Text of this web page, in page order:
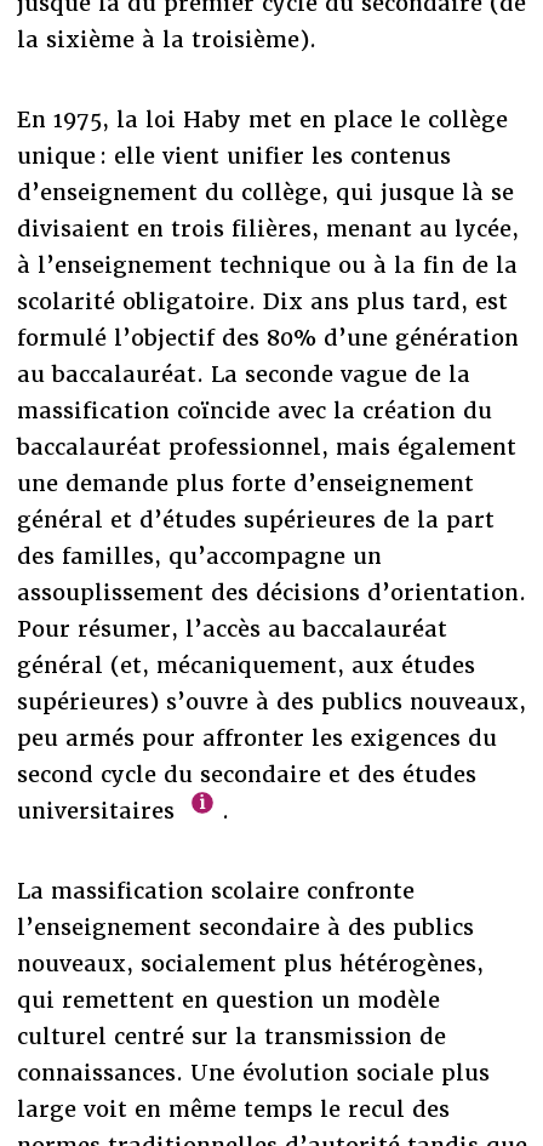
la sixième à la troisième).
En 1975, la loi Haby met en place le collège
unique : elle vient unifier les contenus
d’enseignement du collège, qui jusque là se
divisaient en trois filières, menant au lycée,
à l’enseignement technique ou à la fin de la
scolarité obligatoire. Dix ans plus tard, est
formulé l’objectif des 80% d’une génération
au baccalauréat. La seconde vague de la
massification coïncide avec la création du
baccalauréat professionnel, mais également
une demande plus forte d’enseignement
général et d’études supérieures de la part
des familles, qu’accompagne un
assouplissement des décisions d’orientation.
Pour résumer, l’accès au baccalauréat
général (et, mécaniquement, aux études
supérieures) s’ouvre à des publics nouveaux,
peu armés pour affronter les exigences du
second cycle du secondaire et des études
universitaires
.
La massification scolaire confronte
l’enseignement secondaire à des publics
nouveaux, socialement plus hétérogènes,
qui remettent en question un modèle
culturel centré sur la transmission de
connaissances. Une évolution sociale plus
large voit en même temps le recul des